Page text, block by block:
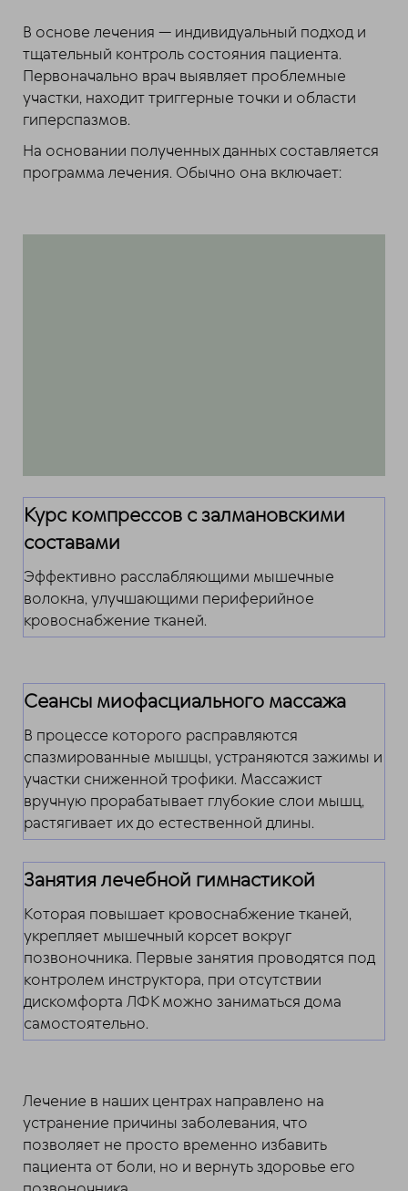
В основе лечения — индивидуальный подход и
тщательный контроль состояния пациента.
Первоначально врач выявляет проблемные
участки, находит триггерные точки и области
гиперспазмов.
На основании полученных данных составляется
программа лечения. Обычно она включает:
Сеансы миофасциального массажа
В процессе которого расправляются
спазмированные мышцы, устраняются зажимы и
участки сниженной трофики. Массажист
вручную прорабатывает глубокие слои мышц,
растягивает их до естественной длины.
Курс компрессов с залмановскими
составами
Эффективно расслабляющими мышечные
волокна, улучшающими периферийное
кровоснабжение тканей.
Занятия лечебной гимнастикой
Которая повышает кровоснабжение тканей,
укрепляет мышечный корсет вокруг
позвоночника. Первые занятия проводятся под
контролем инструктора, при отсутствии
дискомфорта ЛФК можно заниматься дома
самостоятельно.
Лечение в наших центрах направлено на
устранение причины заболевания, что
позволяет не просто временно избавить
пациента от боли, но и вернуть здоровье его